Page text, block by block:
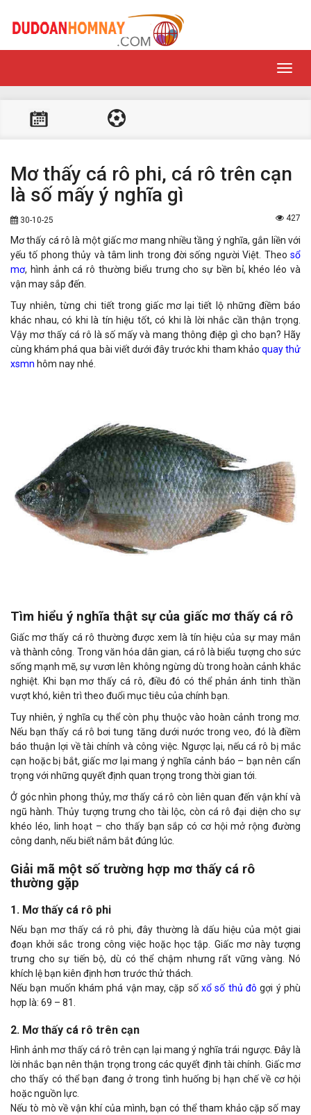
Mơ thấy cá rô phi, cá rô trên cạn
là số mấy ý nghĩa gì
30-10-25 427
Mơ thấy cá rô là một giấc mơ mang nhiều tầng ý nghĩa, gắn liền với
yếu tố phong thủy và tâm linh trong đời sống người Việt. Theo sổ
mơ, hình ảnh cá rô thường biểu trưng cho sự bền bỉ, khéo léo và
vận may sắp đến.
Tuy nhiên, từng chi tiết trong giấc mơ lại tiết lộ những điềm báo
khác nhau, có khi là tín hiệu tốt, có khi là lời nhắc cần thận trọng.
Vậy mơ thấy cá rô là số mấy và mang thông điệp gì cho bạn? Hãy
cùng khám phá qua bài viết dưới đây trước khi tham khảo quay thử
xsmn hôm nay nhé.
Tìm hiểu ý nghĩa thật sự của giấc mơ thấy cá rô
Giấc mơ thấy cá rô thường được xem là tín hiệu của sự may mắn
và thành công. Trong văn hóa dân gian, cá rô là biểu tượng cho sức
sống mạnh mẽ, sự vươn lên không ngừng dù trong hoàn cảnh khắc
nghiệt. Khi bạn mơ thấy cá rô, điều đó có thể phản ánh tinh thần
vượt khó, kiên trì theo đuổi mục tiêu của chính bạn.
Tuy nhiên, ý nghĩa cụ thể còn phụ thuộc vào hoàn cảnh trong mơ.
Nếu bạn thấy cá rô bơi tung tăng dưới nước trong veo, đó là điềm
báo thuận lợi về tài chính và công việc. Ngược lại, nếu cá rô bị mắc
cạn hoặc bị bắt, giấc mơ lại mang ý nghĩa cảnh báo – bạn nên cẩn
trọng với những quyết định quan trọng trong thời gian tới.
Ở góc nhìn phong thủy, mơ thấy cá rô còn liên quan đến vận khí và
ngũ hành. Thủy tượng trưng cho tài lộc, còn cá rô đại diện cho sự
khéo léo, linh hoạt – cho thấy bạn sắp có cơ hội mở rộng đường
công danh, nếu biết nắm bắt đúng lúc.
Giải mã một số trường hợp mơ thấy cá rô
thường gặp
1. Mơ thấy cá rô phi
Nếu bạn mơ thấy cá rô phi, đây thường là dấu hiệu của một giai
đoạn khởi sắc trong công việc hoặc học tập. Giấc mơ này tượng
trưng cho sự tiến bộ, dù có thể chậm nhưng rất vững vàng. Nó
khích lệ bạn kiên định hơn trước thử thách.
Nếu bạn muốn khám phá vận may, cặp số xổ số thủ đô gợi ý phù
hợp là: 69 – 81.
2. Mơ thấy cá rô trên cạn
Hình ảnh mơ thấy cá rô trên cạn lại mang ý nghĩa trái ngược. Đây là
lời nhắc bạn nên thận trọng trong các quyết định tài chính. Giấc mơ
cho thấy có thể bạn đang ở trong tình huống bị hạn chế về cơ hội
hoặc nguồn lực.
Nếu tò mò về vận khí của mình, bạn có thể tham khảo cặp số may